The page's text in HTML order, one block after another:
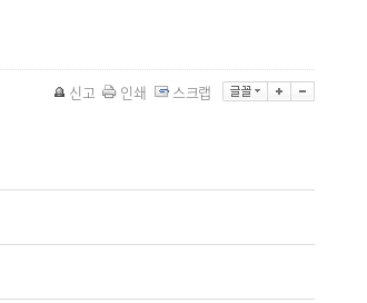
신고 인쇄 스크랩